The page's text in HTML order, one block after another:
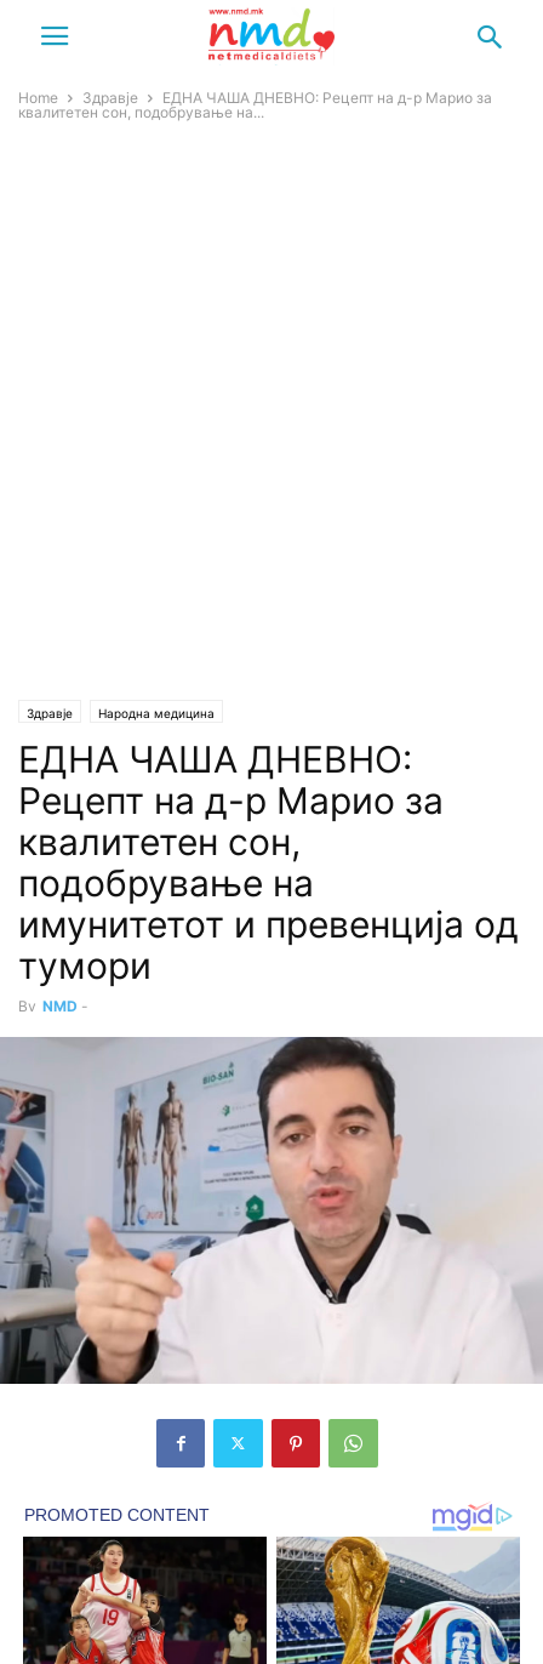
Home Здравје
ЕДНА ЧАША ДНЕВНО: Рецепт на д-р Марио за
квалитетен сон, подобрување на...
Здравје Народна медицина
ЕДНА ЧАША ДНЕВНО:
Рецепт на д-р Марио за
квалитетен сон,
подобрување на
имунитетот и превенција од
тумори
By NMD -